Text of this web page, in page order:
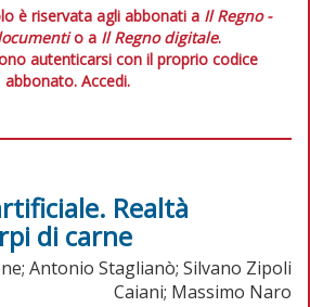
è riservata agli abbonati a Il Regno -
o a Il Regno digitale.
autenticarsi con il proprio codice
abbonato. Accedi.
Realtà
di carne
Antonio Staglianò; Silvano Zipoli
Caiani; Massimo Naro